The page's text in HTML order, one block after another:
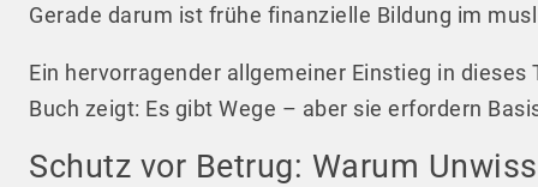
Gerade darum ist frühe finanzielle Bildung im
Ein hervorragender allgemeiner Einstieg in
Buch zeigt: Es gibt Wege – aber sie erfordern
Schutz vor Betrug: Warum